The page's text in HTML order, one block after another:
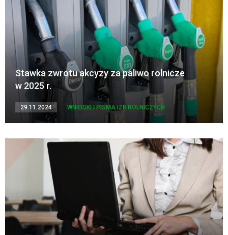
Stawka zwrotu akcyzy za paliwo rolnicze
w 2025 r.
29.11.2024 WNIOSKI I PISMA IZB ROLNICZYCH